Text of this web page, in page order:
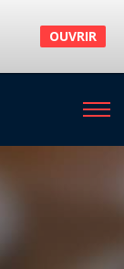
OUVRIR